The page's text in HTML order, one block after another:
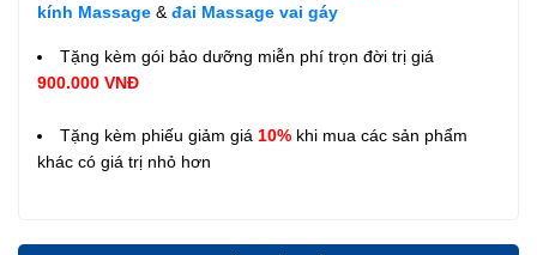
kính Massage & đai Massage vai gáy
Tặng kèm gói bảo dưỡng miễn phí trọn đời trị giá
900.000 VNĐ
Tặng kèm phiếu giảm giá 10% khi mua các sản phẩm
khác có giá trị nhỏ hơn